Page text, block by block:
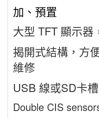
加、預置
大型 TFT 顯示器
揭開式結構，方
維修
USB 線或SD卡
Double CIS